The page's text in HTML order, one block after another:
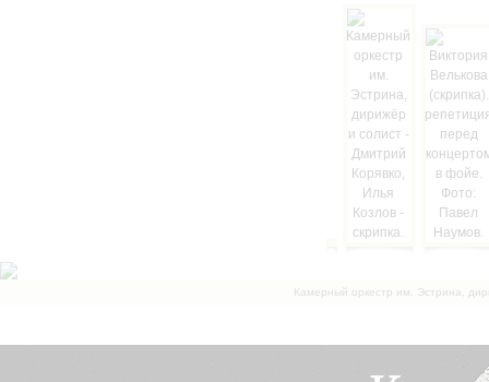
Камерный оркестр им. Эстрина,